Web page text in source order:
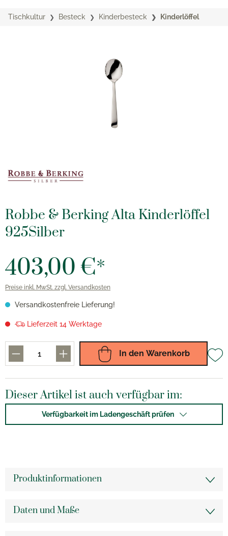
Tischkultur Besteck Kinderbesteck Kinderlöffel
Robbe & Berking Alta Kinderlöffel
925Silber
403,00 €*
Preise inkl. MwSt. zzgl. Versandkosten
Versandkostenfreie Lieferung!
Lieferzeit 14 Werktage
In den Warenkorb
Dieser Artikel ist auch verfügbar im:
Verfügbarkeit im Ladengeschäft prüfen
Produktinformationen
Daten und Maße